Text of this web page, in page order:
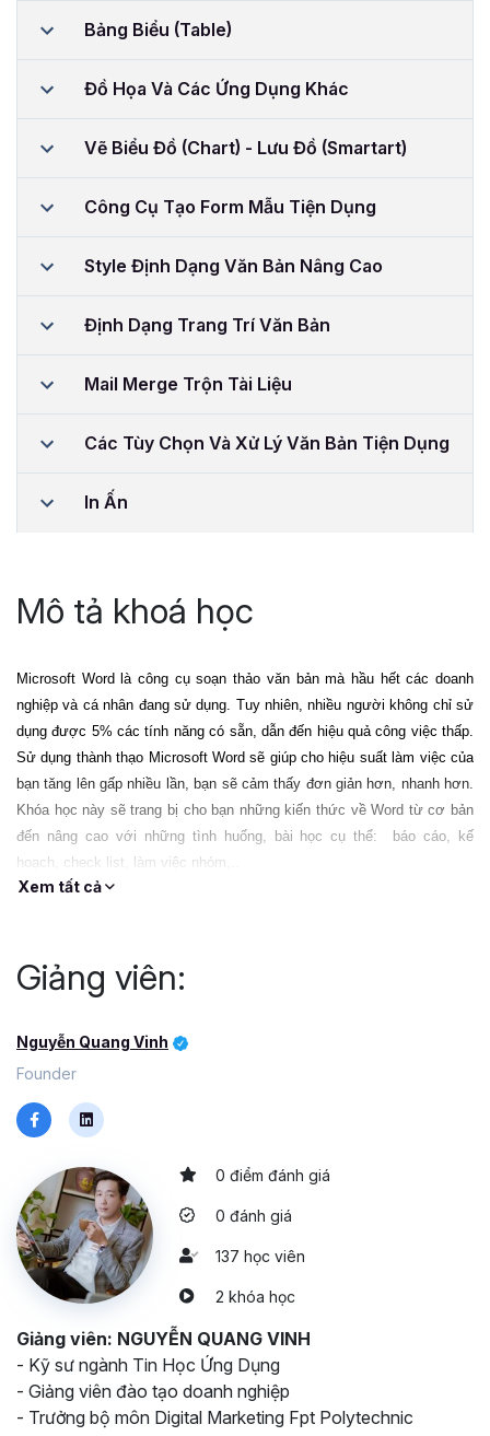
Bảng Biểu (Table)
Đồ Họa Và Các Ứng Dụng Khác
Vẽ Biểu Đồ (Chart) - Lưu Đồ (Smartart)
Công Cụ Tạo Form Mẫu Tiện Dụng
Style Định Dạng Văn Bản Nâng Cao
Định Dạng Trang Trí Văn Bản
Mail Merge Trộn Tài Liệu
Các Tùy Chọn Và Xử Lý Văn Bản Tiện Dụng
In Ấn
Mô tả khoá học
Microsoft Word là công cụ soạn thảo văn bản mà hầu hết các doanh
nghiệp và cá nhân đang sử dụng. Tuy nhiên, nhiều người không chỉ sử
dụng được 5% các tính năng có sẵn, dẫn đến hiệu quả công việc thấp.
Sử dụng thành thạo Microsoft Word sẽ giúp cho hiệu suất làm việc của
bạn tăng lên gấp nhiều lần, bạn sẽ cảm thấy đơn giản hơn, nhanh hơn.
Khóa học này sẽ trang bị cho bạn những kiến thức về Word từ cơ bản
đến nâng cao với những tình huống, bài học cụ thể:  báo cáo, kế
hoạch, check list, làm việc nhóm,..
tham gia khóa học "Thành thạo Microsoft Word 2013 - từ cơ bản đến
nâng cao". Chỉ sau 7 ngày học, bạn sẽ thấy kỹ năng soạn thảo word
Xem tất cả
Giảng viên:
Nguyễn Quang Vinh
Founder
0 điểm đánh giá
0 đánh giá
137 học viên
2 khóa học
Giảng viên: NGUYỄN QUANG VINH
- Kỹ sư ngành Tin Học Ứng Dụng
- Giảng viên đào tạo doanh nghiệp
- Trưởng bộ môn Digital Marketing Fpt Polytechnic